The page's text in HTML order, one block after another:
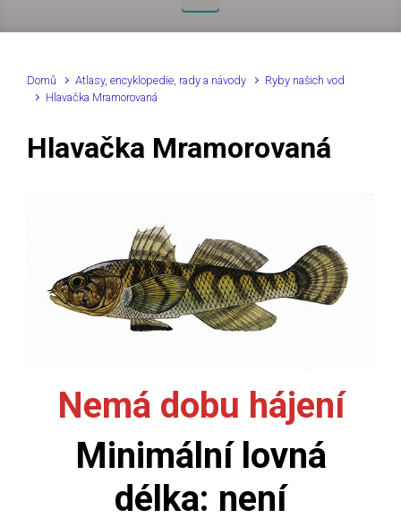
Domů Atlasy, encyklopedie, rady a návody
Ryby našich vod
Hlavačka Mramorovaná
Hlavačka Mramorovaná
Nemá dobu hájení
Minimální lovná
délka: není